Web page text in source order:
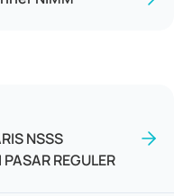
NSSS
REGULER